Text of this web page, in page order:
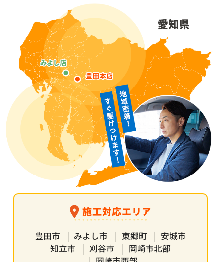
施工対応エリア
豊田市 みよし市 東郷町
安城市
知立市
刈谷市
岡崎市北部